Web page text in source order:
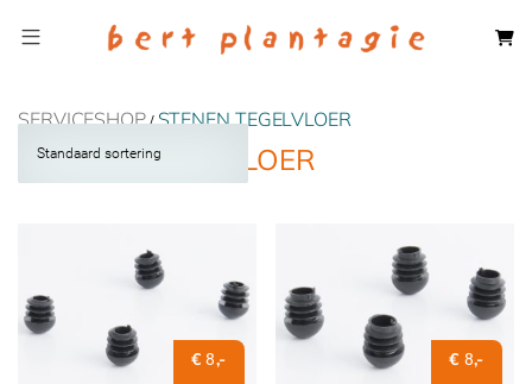
SERVICESHOP/STENEN TEGELVLOER
STENEN TEGELVLOER
€8,- € 8,-